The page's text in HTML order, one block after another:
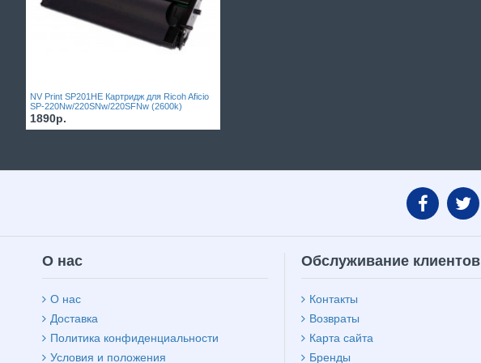
NV Print SP201HE Картридж для Ricoh Aficio
SP-220Nw/220SNw/220SFNw (2600k)
1890р.
О нас
О нас
Доставка
Политика конфиденциальности
Условия и положения
Обслуживание клиентов
Контакты
Возвраты
Карта сайта
Бренды